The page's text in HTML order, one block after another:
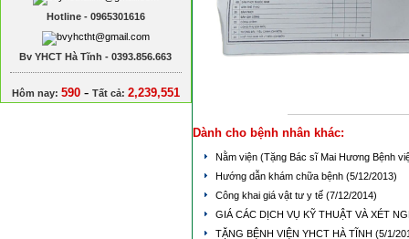
Hotline - 0965301616
Bv YHCT Hà Tĩnh - 0393.856.663
Hôm nay: 590 - Tất cả: 2,239,551
Dành cho bệnh nhân khác:
Nằm viện (Tặng Bác sĩ Mai Hương Bệnh
Hướng dẫn khám chữa bệnh (5/12/2013)
Công khai giá vật tư y tế (7/12/2014)
GIÁ CÁC DỊCH VỤ KỸ THUẬT VÀ XÉT
TẶNG BỆNH VIỆN YHCT HÀ TĨNH (5/1/